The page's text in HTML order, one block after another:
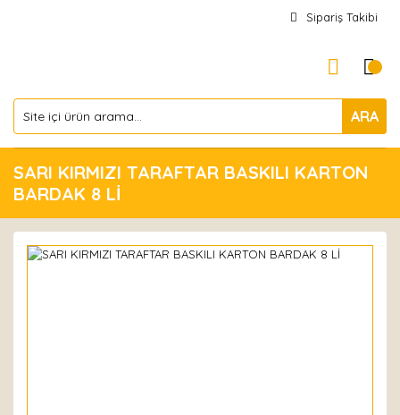
Sipariş Takibi
ARA
SARI KIRMIZI TARAFTAR BASKILI KARTON
BARDAK 8 Lİ